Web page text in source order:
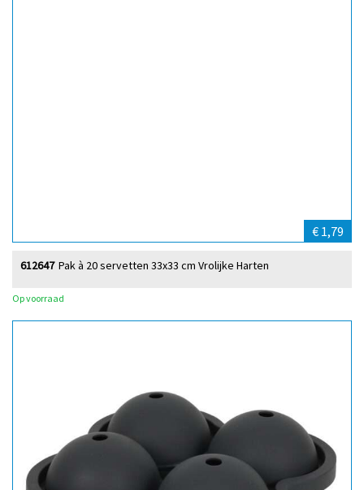
€ 1,79
Pak à 20 servetten 33x33 cm Vrolijke Harten
612647
Op voorraad